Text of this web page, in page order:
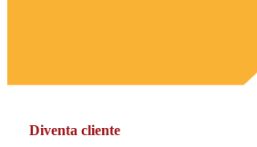
Diventa cliente